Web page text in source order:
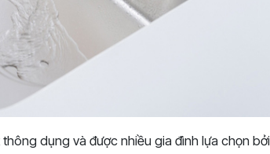
dụng và được nhiều gia đình lựa chọn bởi